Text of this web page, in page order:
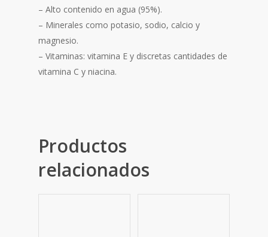
– Alto contenido en agua (95%).
– Minerales como potasio, sodio, calcio y
magnesio.
– Vitaminas: vitamina E y discretas cantidades de
vitamina C y niacina.
Productos
relacionados